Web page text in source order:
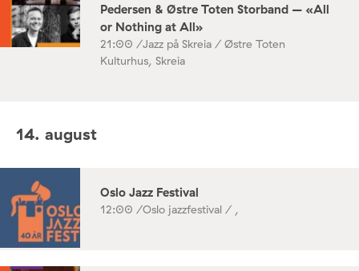
Pedersen & Østre Toten Storband – «All
or Nothing at All»
21:00 /Jazz på Skreia / Østre Toten
Kulturhus, Skreia
14. august
Oslo Jazz Festival
12:00 /Oslo jazzfestival / ,